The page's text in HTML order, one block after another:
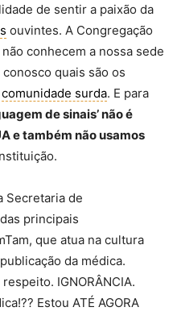
de sentir a paixão da
ouvintes. A Congregação
conhecem a nossa sede
quais são os
comunidade surda. E para
de sinais’ não é
e também não usamos
Secretaria de
principais
que atua na cultura
da médica.
respeito. IGNORÂNCIA.
Estou ATÉ AGORA